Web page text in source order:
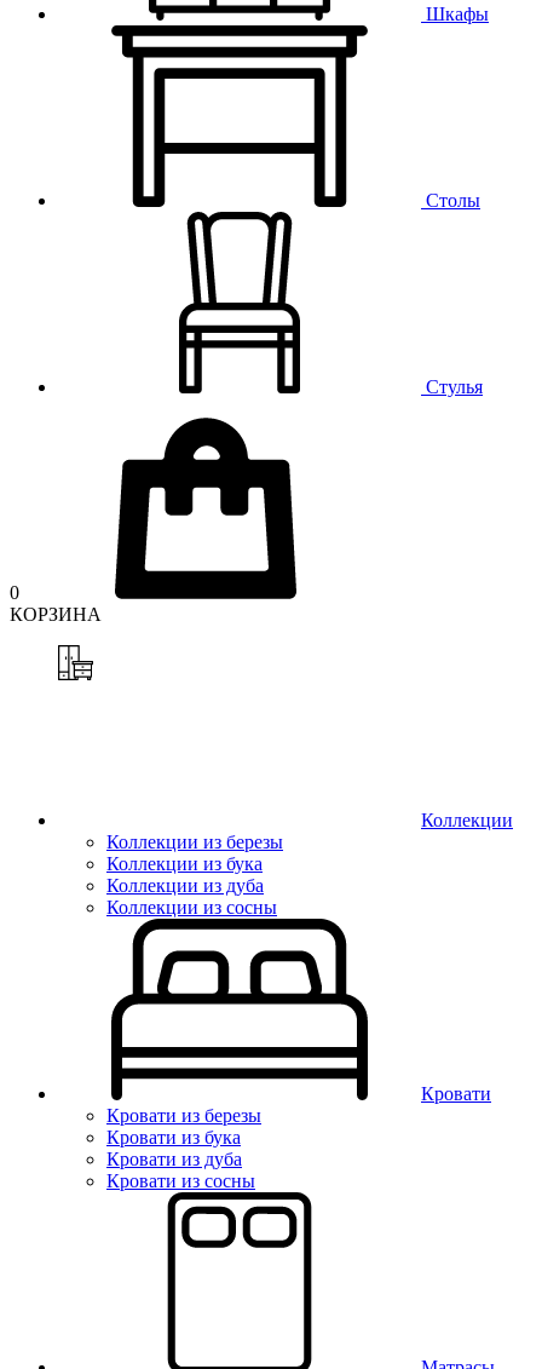
Шкафы
Столы
Стулья
0
КОРЗИНА
Коллекции
Коллекции из березы
Коллекции из бука
Коллекции из дуба
Коллекции из сосны
Кровати
Кровати из березы
Кровати из бука
Кровати из дуба
Кровати из сосны